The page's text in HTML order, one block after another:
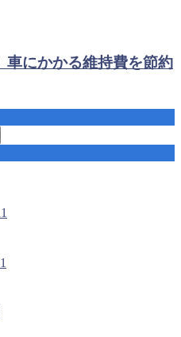
車にかかる維持費を節約